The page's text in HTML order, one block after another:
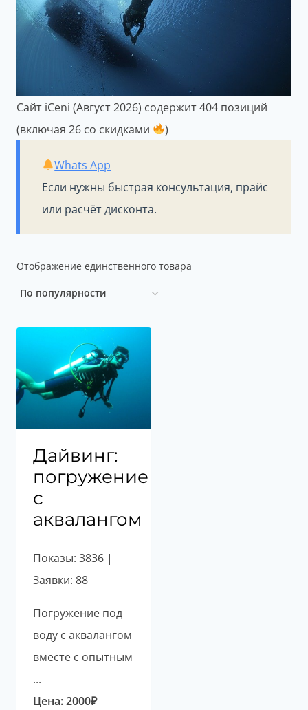
Сайт iCeni (Август 2026) содержит 404 позиций
(включая 26 со скидками
)
Если нужны быстрая консультация, прайс
или расчёт дисконта.
Whats App
Отображение единственного товара
Дайвинг:
погружение
с
аквалангом
Показы: 3836 |
Заявки: 88
Погружение под
воду с аквалангом
вместе с опытным
...
Цена:2000₽